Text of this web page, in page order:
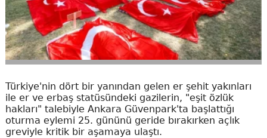
Türkiye'nin dört bir yanından gelen er şehit yakınları
ile er ve erbaş statüsündeki gazilerin, "eşit özlük
hakları" talebiyle Ankara Güvenpark'ta başlattığı
oturma eylemi 25. gününü geride bırakırken açlık
greviyle kritik bir aşamaya ulaştı.